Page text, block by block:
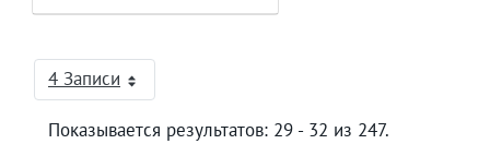
4 ЗаписиНа страницу
Показывается результатов: 29 - 32 из 247.